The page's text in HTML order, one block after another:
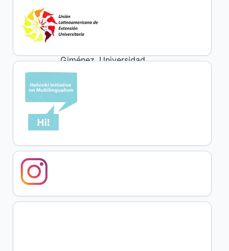
Aires (UNICEN).
Giménez, Universidad
Nacional de Rosario
(UNR).
Laura Azcona,
Universidad Nacional
Romina Colacci,